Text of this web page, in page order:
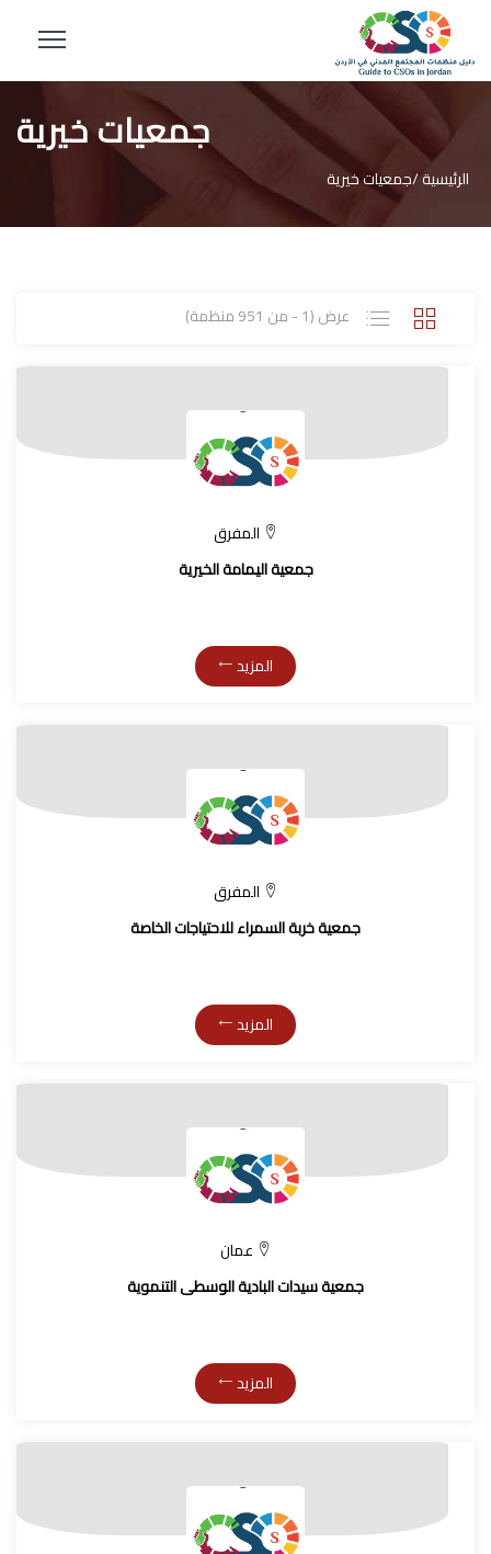
جمعيات خيرية
الرئيسية /جمعيات خيرية
عرض (1 - من 951 منظمة)
المفرق
جمعية اليمامة الخيرية
المزيد
المفرق
جمعية خربة السمراء للاحتياجات الخاصة
المزيد
عمان
جمعية سيدات البادية الوسطى التنموية
المزيد